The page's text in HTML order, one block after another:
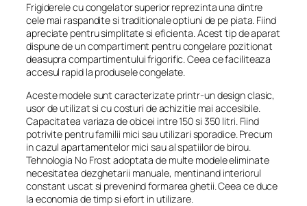
Frigiderele cu congelator superior reprezinta una dintre
cele mai raspandite si traditionale optiuni de pe piata. Fiind
apreciate pentru simplitate si eficienta. Acest tip de aparat
dispune de un compartiment pentru congelare pozitionat
deasupra compartimentului frigorific. Ceea ce faciliteaza
accesul rapid la produsele congelate.
Aceste modele sunt caracterizate printr-un design clasic,
usor de utilizat si cu costuri de achizitie mai accesibile.
Capacitatea variaza de obicei intre 150 si 350 litri. Fiind
potrivite pentru familii mici sau utilizari sporadice. Precum
in cazul apartamentelor mici sau al spatiilor de birou.
Tehnologia No Frost adoptata de multe modele eliminate
necesitatea dezghetarii manuale, mentinand interiorul
constant uscat si prevenind formarea ghetii. Ceea ce duce
la economia de timp si efort in utilizare.